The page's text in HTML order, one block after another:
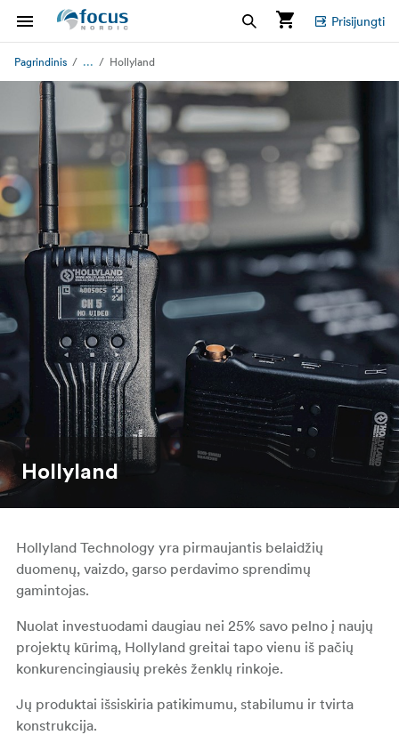
Prisijungti
Pagrindinis ... Hollyland
Hollyland
Hollyland Technology yra pirmaujantis belaidžių
duomenų, vaizdo, garso perdavimo sprendimų
gamintojas.
Nuolat investuodami daugiau nei 25% savo pelno į naujų
projektų kūrimą, Hollyland greitai tapo vienu iš pačių
konkurencingiausių prekės ženklų rinkoje.
Jų produktai išsiskiria patikimumu, stabilumu ir tvirta
konstrukcija.